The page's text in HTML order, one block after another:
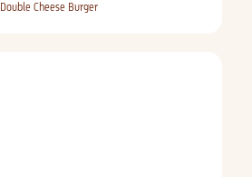
Double Cheese Burger